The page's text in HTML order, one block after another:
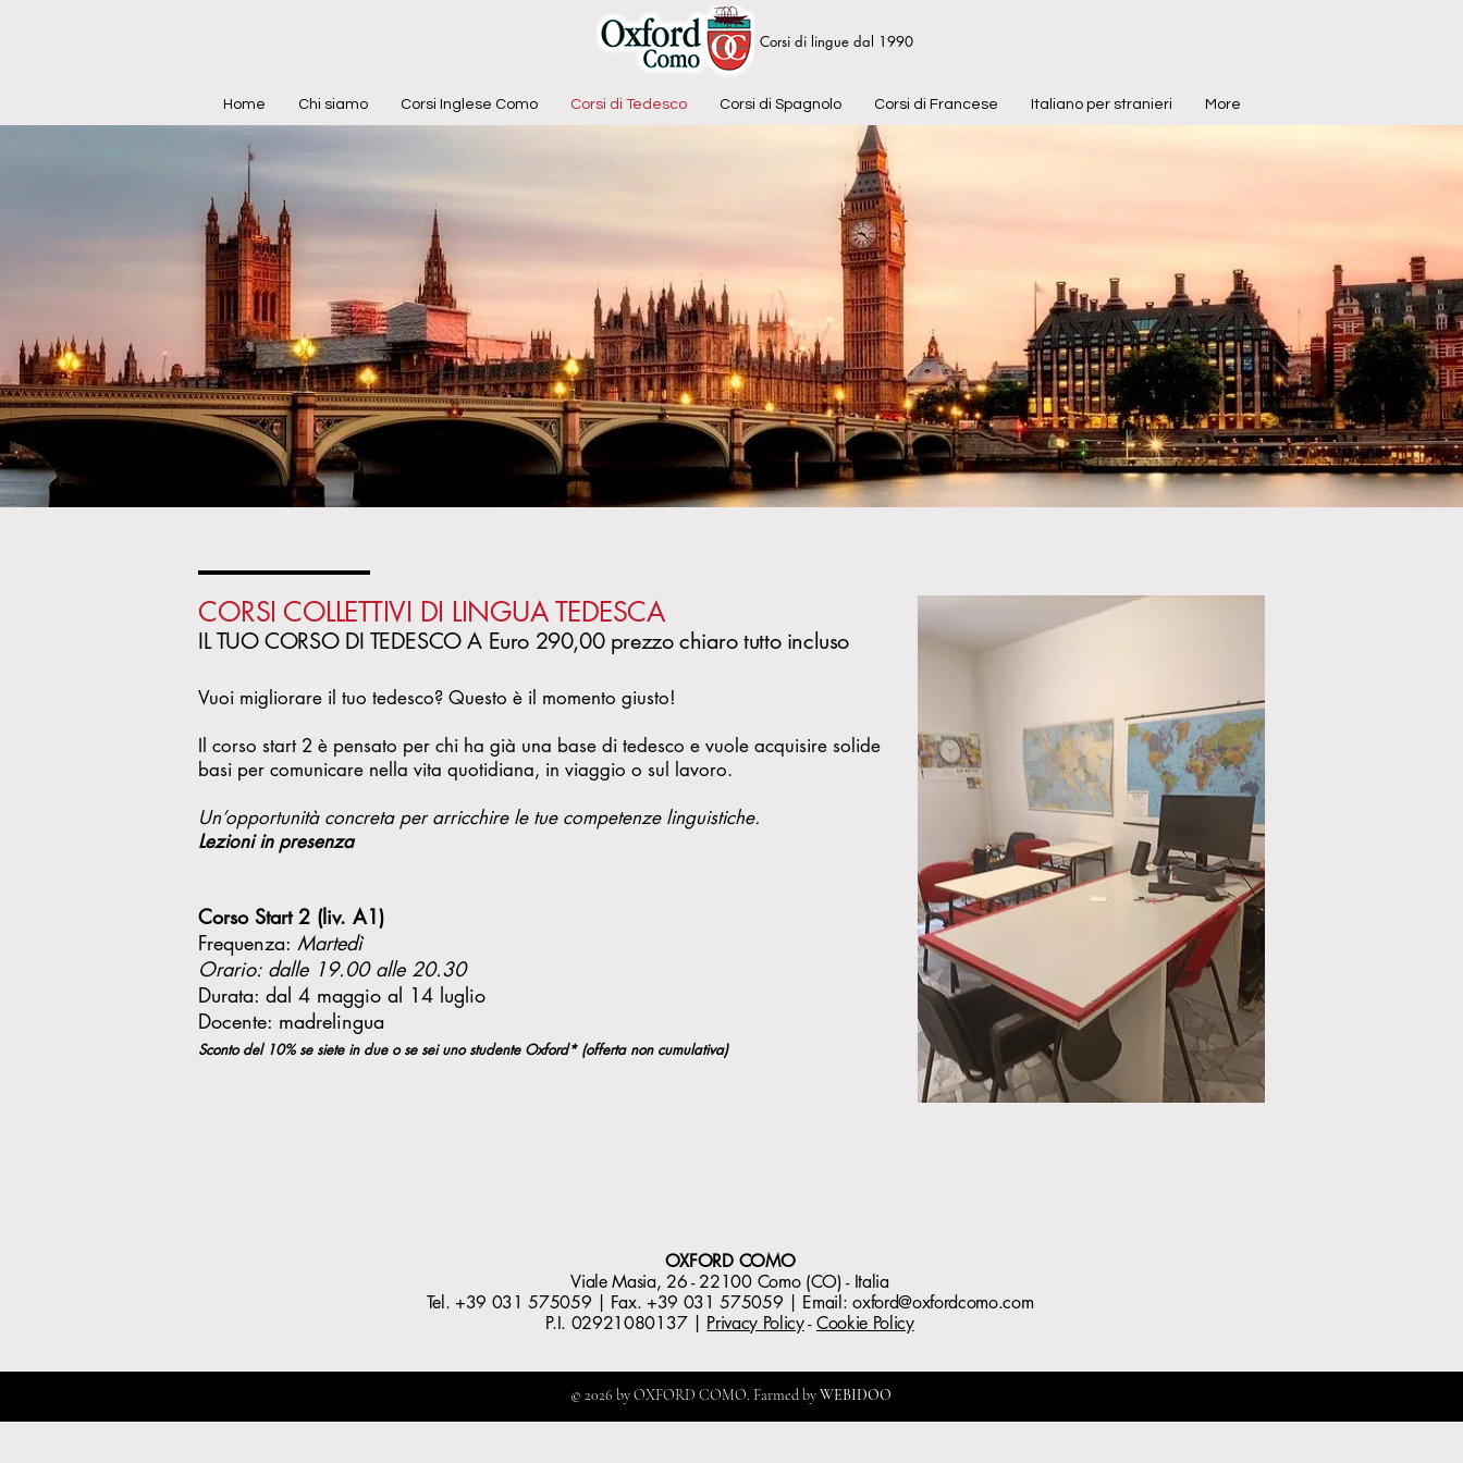
Corsi di lingue dal 1990
Home Chi siamo Corsi Inglese Como Corsi di Tedesco Corsi di Spagnolo Corsi di Francese Italiano per stranieri More
CORSI COLLETTIVI DI LINGUA TEDESCA
IL TUO CORSO DI TEDESCO A Euro 290,00 prezzo chiaro tutto incluso
Vuoi migliorare il tuo tedesco? Questo è il momento giusto!
Il corso start 2 è pensato per chi ha già una base di tedesco e vuole acquisire solide
basi per comunicare nella vita quotidiana, in viaggio o sul lavoro.​
Un’opportunità concreta per arricchire le tue competenze linguistiche.
Lezioni in presenza
Corso Start 2 (liv. A1)
Frequenza: Martedì
Orario: dalle 19.00 alle 20.30
Durata: dal 4 maggio al 14 luglio
Docente: madrelingua
Sconto del 10% se siete in due o se sei uno studente Oxford* (offerta non cumulativa)
OXFORD COMO
Viale Masia, 26 - 22100 Como (CO) - Italia
Tel. +39 031 575059 | Fax. +39 031 575059 | Email:oxford@oxfordcomo.com
P.I. 02921080137 | Privacy Policy-Cookie Policy
© 2026 by OXFORD COMO. Farmed byWEBIDOO